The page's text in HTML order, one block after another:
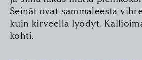
Seinät ovat sammaleesta
kuin kirveellä lyödyt.
kohti.